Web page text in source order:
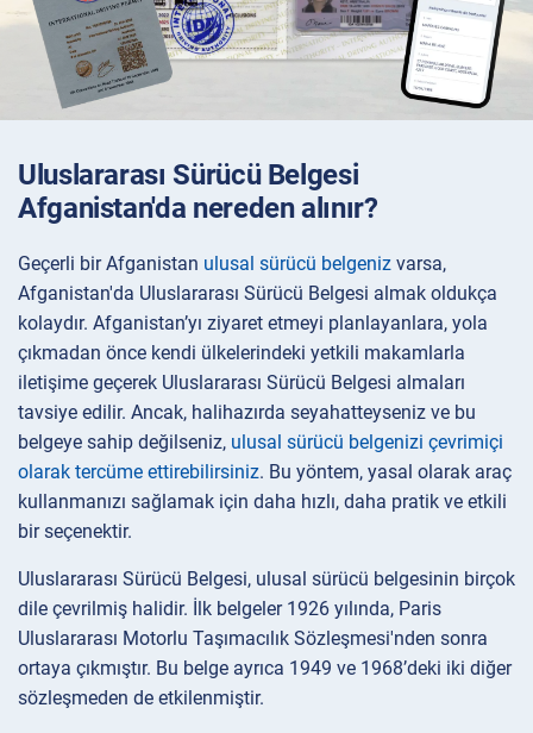
Uluslararası Sürücü Belgesi
Afganistan'da nereden alınır?
Geçerli bir Afganistan ulusal sürücü belgeniz varsa,
Afganistan'da Uluslararası Sürücü Belgesi almak oldukça
kolaydır. Afganistan’yı ziyaret etmeyi planlayanlara, yola
çıkmadan önce kendi ülkelerindeki yetkili makamlarla
iletişime geçerek Uluslararası Sürücü Belgesi almaları
tavsiye edilir. Ancak, halihazırda seyahatteyseniz ve bu
belgeye sahip değilseniz, ulusal sürücü belgenizi çevrimiçi
olarak tercüme ettirebilirsiniz. Bu yöntem, yasal olarak araç
kullanmanızı sağlamak için daha hızlı, daha pratik ve etkili
bir seçenektir.
Uluslararası Sürücü Belgesi, ulusal sürücü belgesinin birçok
dile çevrilmiş halidir. İlk belgeler 1926 yılında, Paris
Uluslararası Motorlu Taşımacılık Sözleşmesi'nden sonra
ortaya çıkmıştır. Bu belge ayrıca 1949 ve 1968’deki iki diğer
sözleşmeden de etkilenmiştir.